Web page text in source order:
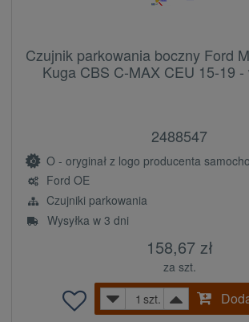
Czujnik parkowania boczny Ford
Kuga CBS C-MAX CEU 15-19 -
2488547
O - oryginał z logo producenta
Ford OE
Czujniki parkowania
Wysyłka w 3 dni
158,67 zł
za szt.
szt.